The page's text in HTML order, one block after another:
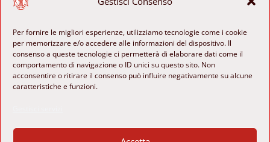
Per fornire le migliori esperienze, utilizziamo tecnologie come i cookie
per memorizzare e/o accedere alle informazioni del dispositivo. Il
consenso a queste tecnologie ci permetterà di elaborare dati come il
comportamento di navigazione o ID unici su questo sito. Non
acconsentire o ritirare il consenso può influire negativamente su alcune
caratteristiche e funzioni.
 b-ange@cultura.gov.it
 Piazza di Sant’Agostino 8
00186 Roma, Italia
